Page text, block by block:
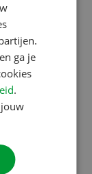
SPANISH
SWEDISH
ga je
.